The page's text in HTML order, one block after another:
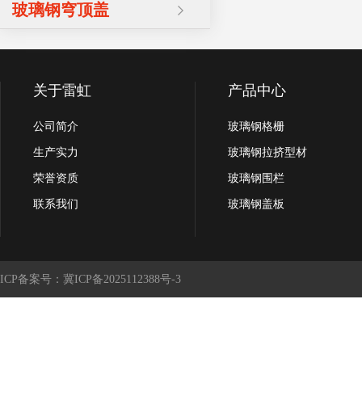
玻璃钢穹顶盖
关于雷虹
公司简介
生产实力
荣誉资质
联系我们
产品中心
玻璃钢格栅
玻璃钢拉挤型材
玻璃钢围栏
玻璃钢盖板
ICP备案号：冀ICP备2025112388号-3